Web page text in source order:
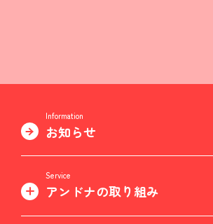
Information
お知らせ
Service
アンドナの取り組み